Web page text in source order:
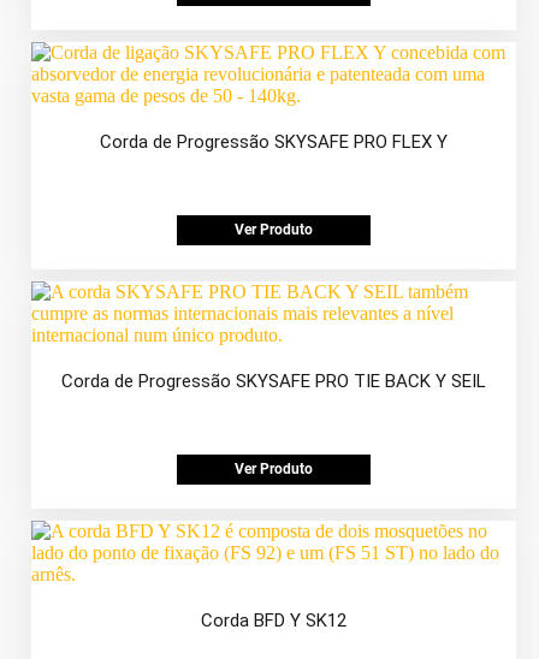
Corda de Progressão SKYSAFE PRO FLEX Y
Ver Produto
Corda de Progressão SKYSAFE PRO TIE BACK Y SEIL
Ver Produto
Corda BFD Y SK12